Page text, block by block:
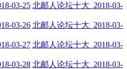
北邮人论坛十大_2018-03-
北邮人论坛十大_2018-03-
北邮人论坛十大_2018-03-
北邮人论坛十大_2018-03-